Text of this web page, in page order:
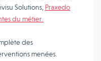
Solutions, Praxedo
du métier.
des
menées.